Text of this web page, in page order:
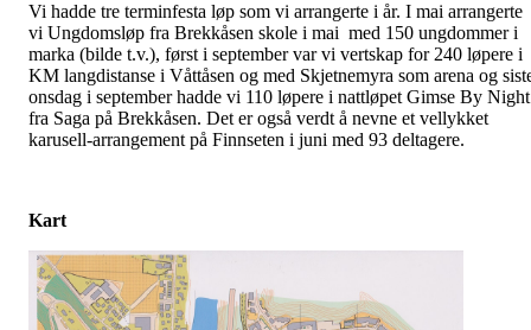
Vi hadde tre terminfesta løp som vi arrangerte i år. I mai arrangerte
vi Ungdomsløp fra Brekkåsen skole i mai med 150 ungdommer i
marka (bilde t.v.), først i september var vi vertskap for 240 løpere i
KM langdistanse i Våttåsen og med Skjetnemyra som arena og
onsdag i september hadde vi 110 løpere i nattløpet Gimse By Night
fra Saga på Brekkåsen. Det er også verdt å nevne et vellykket
karusell-arrangement på Finnseten i juni med 93 deltagere.
Kart